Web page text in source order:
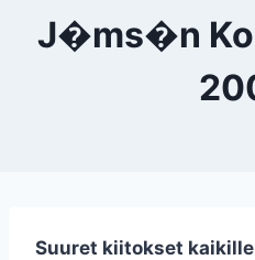
J�ms�n
Suuret kiitokset